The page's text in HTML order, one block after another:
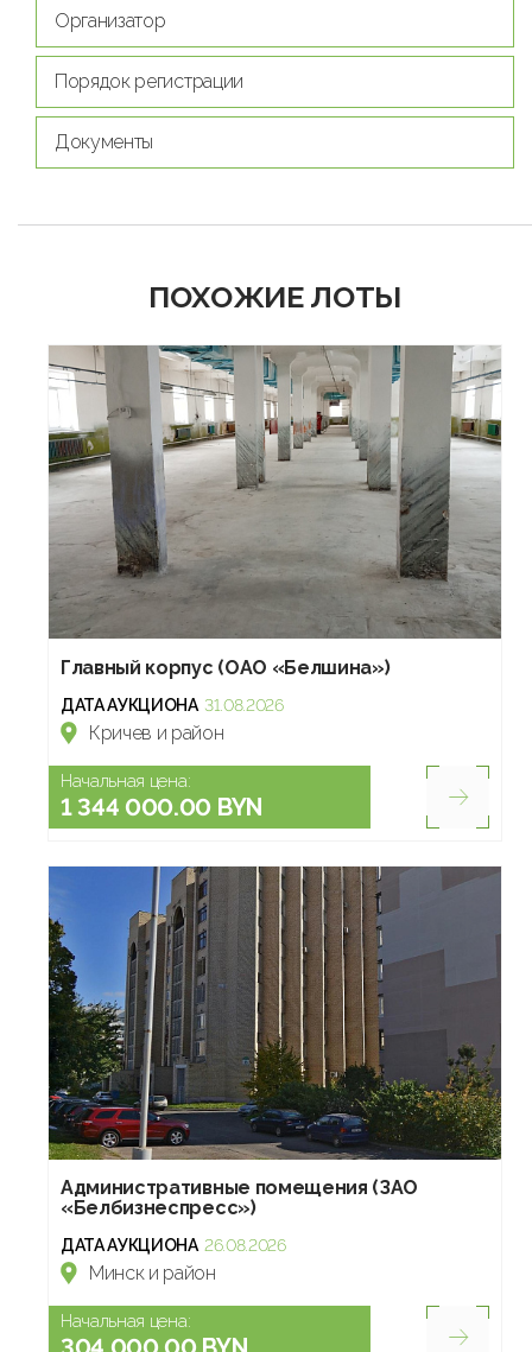
Организатор
Порядок регистрации
Документы
ПОХОЖИЕ ЛОТЫ
Главный корпус (ОАО «Белшина»)
ДАТА АУКЦИОНА 31.08.2026
Кричев и район
Начальная цена:
1 344 000.00 BYN
Административные помещения (ЗАО
«Белбизнеспресс»)
ДАТА АУКЦИОНА 26.08.2026
Минск и район
Начальная цена: